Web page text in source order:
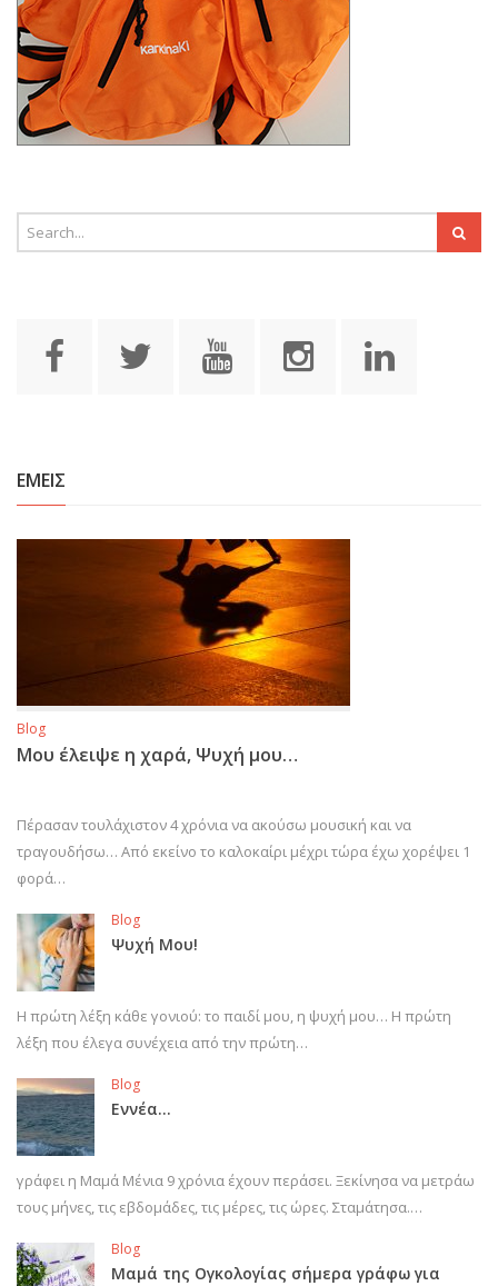
ΕΜΕΙΣ
Blog
Μου έλειψε η χαρά, Ψυχή μου…
Πέρασαν τουλάχιστον 4 χρόνια να ακούσω μουσική και να
τραγουδήσω… Από εκείνο το καλοκαίρι μέχρι τώρα έχω χορέψει 1
φορά…
Blog
Ψυχή Μου!
Η πρώτη λέξη κάθε γονιού: το παιδί μου, η ψυχή μου… Η πρώτη
λέξη που έλεγα συνέχεια από την πρώτη…
Blog
Εννέα…
γράφει η Μαμά Μένια 9 χρόνια έχουν περάσει. Ξεκίνησα να μετράω
τους μήνες, τις εβδομάδες, τις μέρες, τις ώρες. Σταμάτησα.…
Blog
Μαμά της Ογκολογίας σήμερα γράφω για